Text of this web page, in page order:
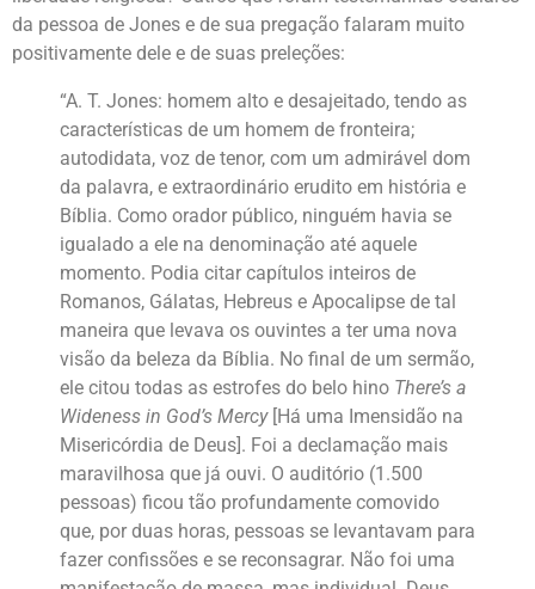
da pessoa de Jones e de sua pregação falaram muito
positivamente dele e de suas preleções:
“A. T. Jones: homem alto e desajeitado, tendo as
características de um homem de fronteira;
autodidata, voz de tenor, com um admirável dom
da palavra, e extraordinário erudito em história e
Bíblia. Como orador público, ninguém havia se
igualado a ele na denominação até aquele
momento. Podia citar capítulos inteiros de
Romanos, Gálatas, Hebreus e Apocalipse de tal
maneira que levava os ouvintes a ter uma nova
visão da beleza da Bíblia. No final de um sermão,
ele citou todas as estrofes do belo hino There’s a
Wideness in God’s Mercy[Há uma Imensidão na
Misericórdia de Deus]. Foi a declamação mais
maravilhosa que já ouvi. O auditório (1.500
pessoas) ficou tão profundamente comovido
que, por duas horas, pessoas se levantavam para
fazer confissões e se reconsagrar. Não foi uma